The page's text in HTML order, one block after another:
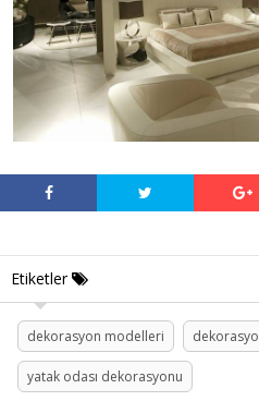
Etiketler
dekorasyon modelleri
yatak odası dekorasyonu